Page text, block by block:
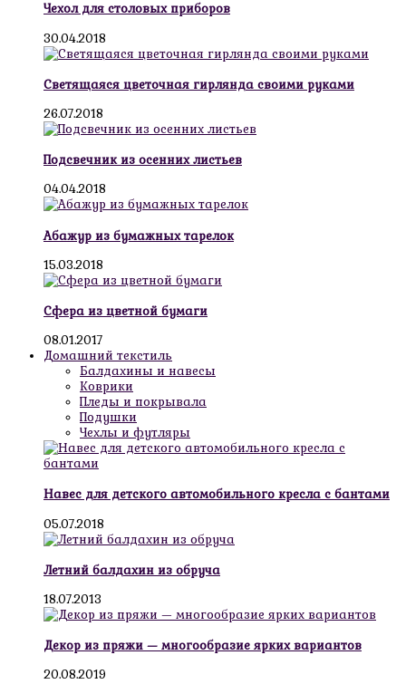
Чехол для столовых приборов
30.04.2018
Светящаяся цветочная гирлянда своими руками
26.07.2018
Подсвечник из осенних листьев
04.04.2018
Абажур из бумажных тарелок
15.03.2018
Сфера из цветной бумаги
08.01.2017
Домашний текстиль
Балдахины и навесы
Коврики
Пледы и покрывала
Подушки
Чехлы и футляры
Навес для детского автомобильного кресла с бантами
05.07.2018
Летний балдахин из обруча
18.07.2013
Декор из пряжи — многообразие ярких вариантов
20.08.2019